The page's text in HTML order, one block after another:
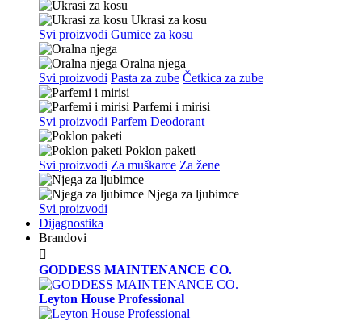
Ukrasi za kosu
Svi proizvodi Gumice za kosu
Oralna njega
Svi proizvodi Pasta za zube Četkica za zube
Parfemi i mirisi
Svi proizvodi Parfem Deodorant
Poklon paketi
Svi proizvodi Za muškarce Za žene
Njega za ljubimce
Svi proizvodi
Dijagnostika
Brandovi

GODDESS MAINTENANCE CO.
Leyton House Professional